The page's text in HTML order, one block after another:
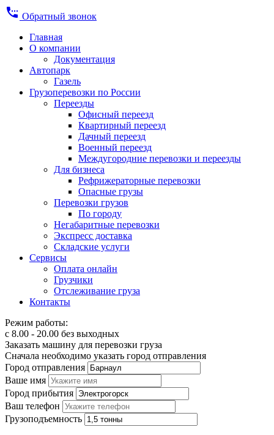
settings_phone Обратный звонок
Главная
О компании
Документация
Автопарк
Газель
Грузоперевозки по России
Переезды
Офисный переезд
Квартирный переезд
Дачный переезд
Военный переезд
Междугородние перевозки и переезды
Для бизнеса
Рефрижераторные перевозки
Опасные грузы
Перевозки грузов
По городу
Негабаритные перевозки
Экспресс доставка
Складские услуги
Сервисы
Оплата онлайн
Грузчики
Отслеживание груза
Контакты
Режим работы:
с 8.00 - 20.00 без выходных
Заказать машину для перевозки груза
Сначала необходимо указать город отправления
Город отправления
Ваше имя
Город прибытия
Ваш телефон
Грузоподъемность